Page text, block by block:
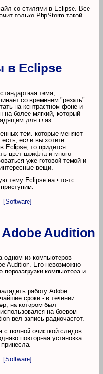
со стилями в Eclipse. Все
только PhpStorm такой
в Eclipse
тема,
со временем "резать".
на контрастном фоне и
на более мягкий, который
для глаз.
тем, которые меняют
если вы хотите
Eclipse, то придется
цвет шрифта и много
уже готовой темой и
вещи.
тему Eclipse на что-то
[Software]
Adobe Audition
одном из компьютеров
Audition. Его невозможно
перезагрузки компьютера и
работу Adobe
сроки - в течении
на котором был
на боевом
вел запись радиочастот.
с полной очисткой следов
повторная установка
[Software]